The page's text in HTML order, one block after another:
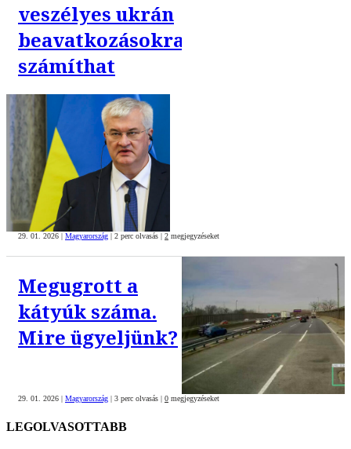
veszélyes ukrán
beavatkozásokra
számíthat
29. 01. 2026 | Magyarország | 2 perc olvasás | 2 megjegyzéseket
Megugrott a
kátyúk száma.
Mire ügyeljünk?
29. 01. 2026 | Magyarország | 3 perc olvasás | 0 megjegyzéseket
LEGOLVASOTTABB